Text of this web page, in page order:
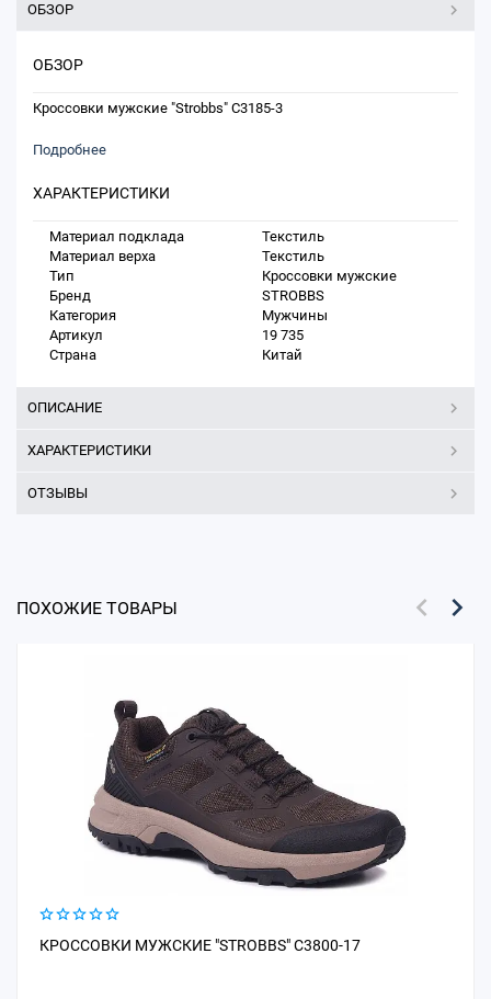
ОБЗОР
ОБЗОР
Кроссовки мужские "Strobbs" C3185-3
Подробнее
ХАРАКТЕРИСТИКИ
Материал подклада
Текстиль
Материал верха
Текстиль
Тип
Кроссовки мужские
Бренд
STROBBS
Категория
Мужчины
Артикул
19 735
Страна
Китай
ОПИСАНИЕ
ХАРАКТЕРИСТИКИ
ОТЗЫВЫ
ПОХОЖИЕ ТОВАРЫ
КРОССОВКИ МУЖСКИЕ "STROBBS" C3800-17